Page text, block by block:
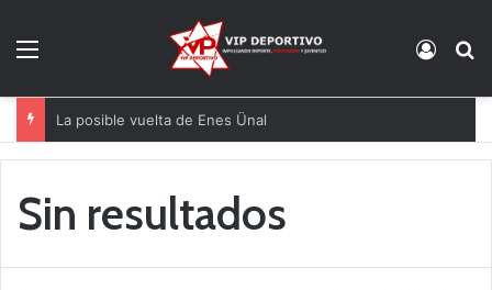
La posible vuelta de Enes Ünal
Sin resultados